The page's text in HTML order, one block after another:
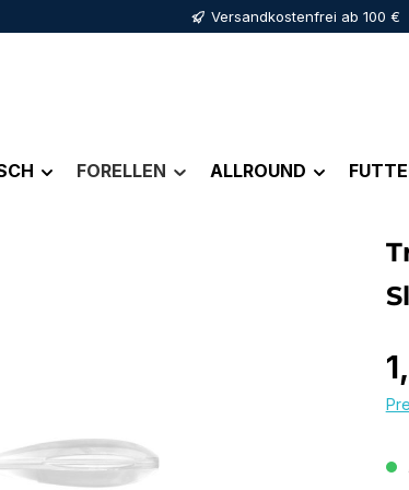
Versandkostenfrei ab 100 €
FORELLEN ALLROUND